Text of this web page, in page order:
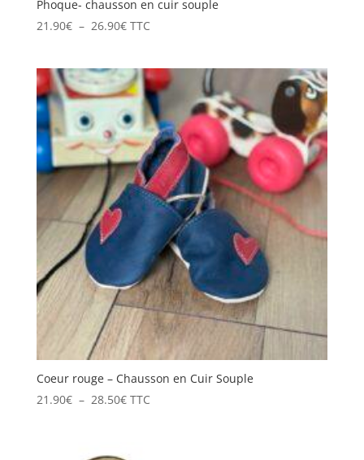
Phoque- chausson en cuir souple
21.90€ – 26.90€Plage
21.90€
à
26.90€
TTC
Coeur rouge – Chausson en Cuir Souple
21.90€ – 28.50€Plage
TTC